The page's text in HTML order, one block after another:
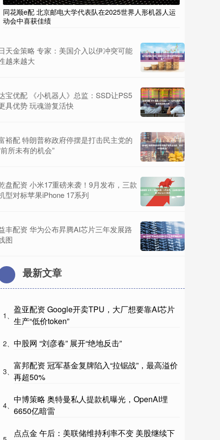
同花顺e配 北京邮电大学代表队在2025世界人形机器人运
动会中喜获佳绩
天金策略 专家：美国介入以伊冲突可能
越来越大
宝优配 《小机器人》总监：SSD让PS5
具优势 玩魂游复活快
裕配 特朗普称政府停摆是打击民主党的
前所未有的机会”
盘配资 小米17重磅来袭！9月发布，三款
型对标苹果iPhone 17系列
丰配资 华为公布昇腾AI芯片三年发展路
图
最新文章
1、
盈亚配资 Google开卖TPU，大厂想要靠AI芯片
生产“低价token”
2、 中股网 “刘彦春” 展开“绝地反击”
3、
富邦配资 冠军基金复牌陷入“拉锯战”，最高溢价
再超50%
4、
中博策略 奥特曼私人提款机曝光，OpenAI埋
6650亿暗雷
点点金 午后：美联储维持利率不变 美股继续下